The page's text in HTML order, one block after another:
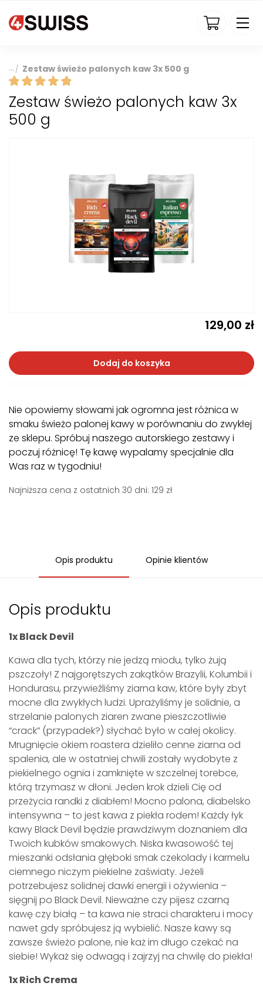
4swiss.pl
/ Zestaw świeżo palonych kaw 3x 500 g
Zestaw świeżo palonych kaw 3x
500 g
129,00 zł
Dodaj do koszyka
Nie opowiemy słowami jak ogromna jest różnica w
smaku świeżo palonej kawy w porównaniu do zwykłej
ze sklepu. Spróbuj naszego autorskiego zestawy i
poczuj różnicę! Tę kawę wypalamy specjalnie dla
Was raz w tygodniu!
Najniższa cena z ostatnich 30 dni: 129 zł
Opis produktu Opinie klientów
Opis produktu
1x Black Devil
Kawa dla tych, którzy nie jedzą miodu, tylko żują
pszczoły! Z najgorętszych zakątków Brazylii, Kolumbii i
Hondurasu, przywieźliśmy ziarna kaw, które były zbyt
mocne dla zwykłych ludzi. Uprażyliśmy je solidnie, a
strzelanie palonych ziaren zwane pieszczotliwie
“crack” (przypadek?) słychać było w całej okolicy.
Mrugnięcie okiem roastera dzieliło cenne ziarna od
spalenia, ale w ostatniej chwili zostały wydobyte z
piekielnego ognia i zamknięte w szczelnej torebce,
którą trzymasz w dłoni. Jeden krok dzieli Cię od
przeżycia randki z diabłem! Mocno palona, diabelsko
intensywna – to jest kawa z piekła rodem! Każdy łyk
kawy Black Devil będzie prawdziwym doznaniem dla
Twoich kubków smakowych. Niska kwasowość tej
mieszanki odsłania głęboki smak czekolady i karmelu
ciemnego niczym piekielne zaświaty. Jeżeli
potrzebujesz solidnej dawki energii i ożywienia –
sięgnij po Black Devil. Nieważne czy pijesz czarną
kawę czy białą – ta kawa nie straci charakteru i mocy
nawet gdy spróbujesz ją wybielić. Nasze kawy są
zawsze świeżo palone, nie każ im długo czekać na
siebie! Wykaż się odwagą i zajrzyj na chwilę do piekła!
1x Rich Crema